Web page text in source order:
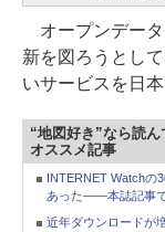
オープンデータ
新を図ろうとし
いサービスを日
“地図好き”なら読
オススメ記事
INTERNET Watchの
あった――本誌記事
近年ダウンロードが